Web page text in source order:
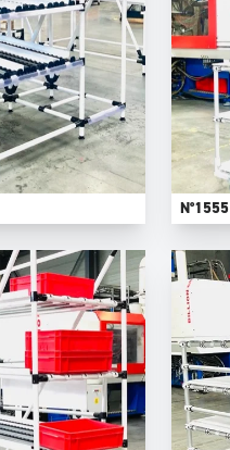
N°1555